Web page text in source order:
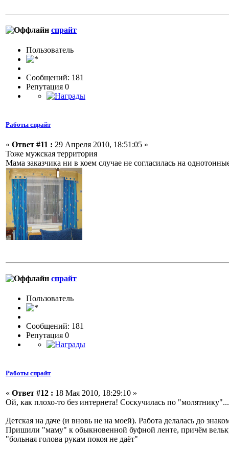
спрайт
Пользовaтeль
Сообщений: 181
Репутация 0
Работы спрайт
« Ответ #11 : 29 Апреля 2010, 18:51:05 »
Тоже мужская территория
Мама заказчика ни в коем случае не согласилась на
спрайт
Пользовaтeль
Сообщений: 181
Репутация 0
Работы спрайт
« Ответ #12 : 18 Мая 2010, 18:29:10 »
Ой, как плохо-то без интернета! Соскучилась по "молятнику"...
Детская на даче (и вновь не на моей). Работа делалась до
Пришили "маму" к обыкновенной буфной ленте, причём
"больная голова рукам покоя не даёт"